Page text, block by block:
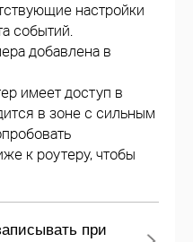
настройки
событий.
добавлена в
имеет доступ в
в зоне с сильным
к роутеру, чтобы
при